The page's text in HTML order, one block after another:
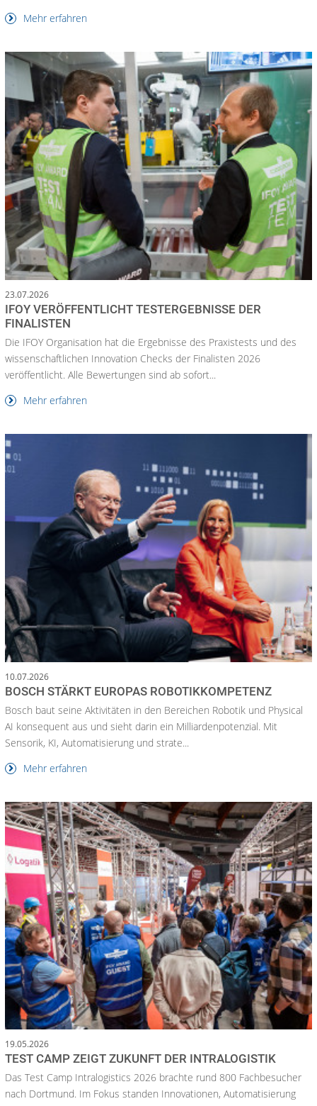
Mehr erfahren
23.07.2026
IFOY VERÖFFENTLICHT TESTERGEBNISSE DER
FINALISTEN
Die IFOY Organisation hat die Ergebnisse des Praxistests und des
wissenschaftlichen Innovation Checks der Finalisten 2026
veröffentlicht. Alle Bewertungen sind ab sofort...
Mehr erfahren
10.07.2026
BOSCH STÄRKT EUROPAS ROBOTIKKOMPETENZ
Bosch baut seine Aktivitäten in den Bereichen Robotik und Physical
AI konsequent aus und sieht darin ein Milliardenpotenzial. Mit
Sensorik, KI, Automatisierung und strate...
Mehr erfahren
19.05.2026
TEST CAMP ZEIGT ZUKUNFT DER INTRALOGISTIK
Das Test Camp Intralogistics 2026 brachte rund 800 Fachbesucher
nach Dortmund. Im Fokus standen Innovationen, Automatisierung